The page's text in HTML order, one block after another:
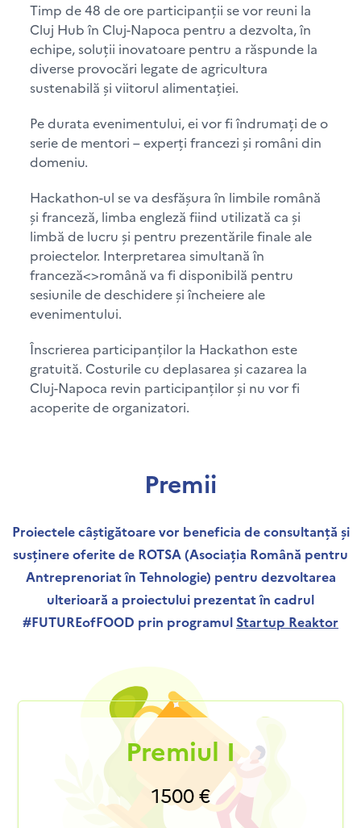
Timp de 48 de ore participanții se vor reuni la
Cluj Hub în Cluj-Napoca pentru a dezvolta, în
echipe, soluții inovatoare pentru a răspunde la
diverse provocări legate de agricultura
sustenabilă și viitorul alimentației.
Pe durata evenimentului, ei vor fi îndrumați de o
serie de mentori – experți francezi și români din
domeniu.
Hackathon-ul se va desfășura în limbile română
și franceză, limba engleză fiind utilizată ca și
limbă de lucru și pentru prezentările finale ale
proiectelor. Interpretarea simultană în
franceză<>română va fi disponibilă pentru
sesiunile de deschidere și încheiere ale
evenimentului.
Înscrierea participanților la Hackathon este
gratuită. Costurile cu deplasarea și cazarea la
Cluj-Napoca revin participanților și nu vor fi
acoperite de organizatori.
Premii
Proiectele câștigătoare vor beneficia de consultanță și
susținere oferite de ROTSA (Asociația Română pentru
Antreprenoriat în Tehnologie) pentru dezvoltarea
ulterioară a proiectului prezentat în cadrul
#FUTUREofFOOD prin programul Startup Reaktor
Premiul I
1500 €